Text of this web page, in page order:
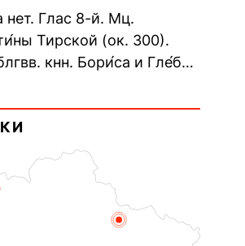
девы,...
нет. Глас 8-й. Мц.
Тирской (ок. 300).
кнн. Бори́са и Гле́ба,
(1015). Прп....